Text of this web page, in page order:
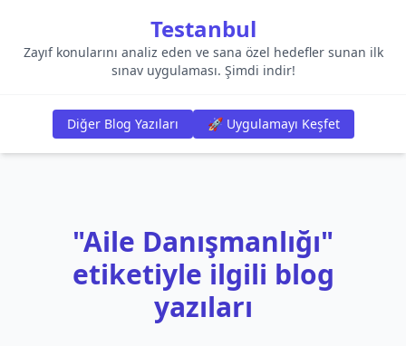
Testanbul
Zayıf konularını analiz eden ve sana özel hedefler sunan ilk
sınav uygulaması. Şimdi indir!
Diğer Blog Yazıları 🚀 Uygulamayı Keşfet
"Aile Danışmanlığı"
etiketiyle ilgili blog
yazıları